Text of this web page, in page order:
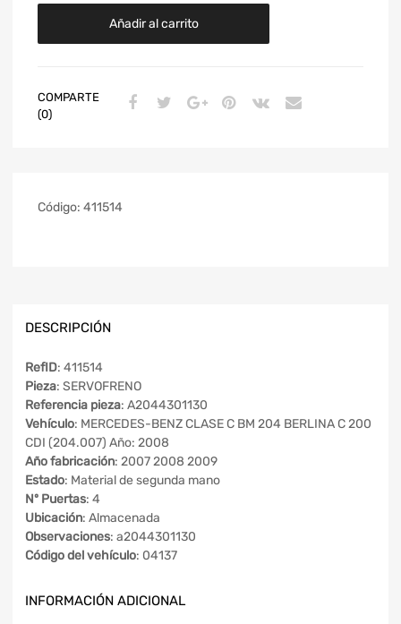
Añadir al carrito
COMPARTE
(0)
Código: 411514
DESCRIPCIÓN
RefID: 411514
Pieza: SERVOFRENO
Referencia pieza: A2044301130
Vehículo: MERCEDES-BENZ CLASE C BM 204 BERLINA C 200
CDI (204.007) Año: 2008
Año fabricación: 2007 2008 2009
Estado: Material de segunda mano
Nº Puertas: 4
Ubicación: Almacenada
Observaciones: a2044301130
Código del vehículo: 04137
INFORMACIÓN ADICIONAL